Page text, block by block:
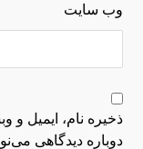
وب‌ سایت
ذخیره نام، ایمیل
دوباره دیدگاهی